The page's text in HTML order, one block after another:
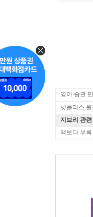
영어 습관
넷플리스 원
지브리 관
책보다 부록